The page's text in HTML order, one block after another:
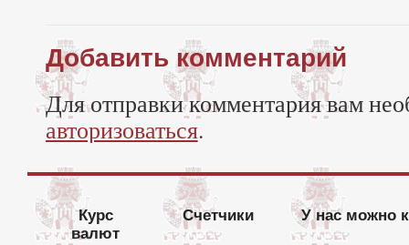
Добавить комментарий
Для отправки комментария вам
авторизоваться.
Курс
валют
Счетчики У нас можно